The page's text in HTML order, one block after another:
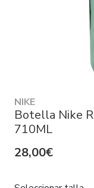
NIKE
Botella Nike
710ML
28,00€